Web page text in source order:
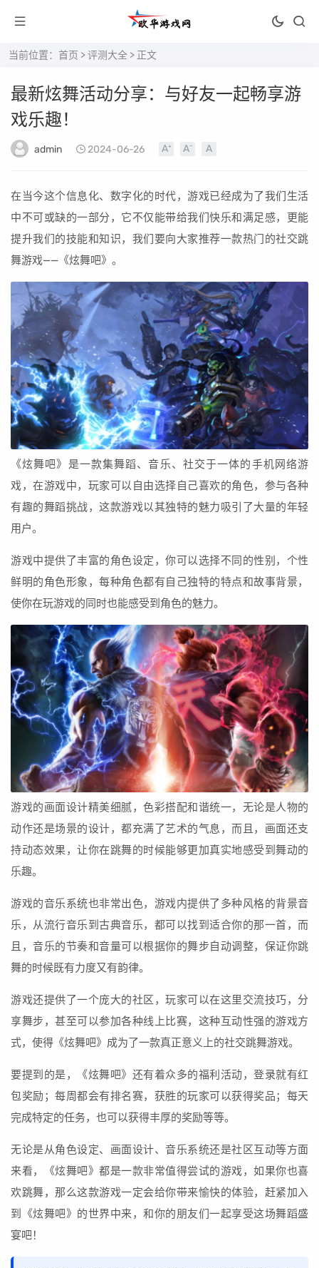
当前位置： 首页 >评测大全 > 正文
最新炫舞活动分享：与好友一起畅享游
戏乐趣！
admin 2024-06-26
在当今这个信息化、数字化的时代，游戏已经成为了我们生活
中不可或缺的一部分，它不仅能带给我们快乐和满足感，更能
提升我们的技能和知识，我们要向大家推荐一款热门的社交跳
舞游戏——《炫舞吧》。
《炫舞吧》是一款集舞蹈、音乐、社交于一体的手机网络游
戏，在游戏中，玩家可以自由选择自己喜欢的角色，参与各种
有趣的舞蹈挑战，这款游戏以其独特的魅力吸引了大量的年轻
用户。
游戏中提供了丰富的角色设定，你可以选择不同的性别，个性
鲜明的角色形象，每种角色都有自己独特的特点和故事背景，
使你在玩游戏的同时也能感受到角色的魅力。
游戏的画面设计精美细腻，色彩搭配和谐统一，无论是人物的
动作还是场景的设计，都充满了艺术的气息，而且，画面还支
持动态效果，让你在跳舞的时候能够更加真实地感受到舞动的
乐趣。
游戏的音乐系统也非常出色，游戏内提供了多种风格的背景音
乐，从流行音乐到古典音乐，都可以找到适合你的那一首，而
且，音乐的节奏和音量可以根据你的舞步自动调整，保证你跳
舞的时候既有力度又有韵律。
游戏还提供了一个庞大的社区，玩家可以在这里交流技巧，分
享舞步，甚至可以参加各种线上比赛，这种互动性强的游戏方
式，使得《炫舞吧》成为了一款真正意义上的社交跳舞游戏。
要提到的是，《炫舞吧》还有着众多的福利活动，登录就有红
包奖励；每周都会有排名赛，获胜的玩家可以获得奖品；每天
完成特定的任务，也可以获得丰厚的奖励等等。
无论是从角色设定、画面设计、音乐系统还是社区互动等方面
来看，《炫舞吧》都是一款非常值得尝试的游戏，如果你也喜
欢跳舞，那么这款游戏一定会给你带来愉快的体验，赶紧加入
到《炫舞吧》的世界中来，和你的朋友们一起享受这场舞蹈盛
宴吧！